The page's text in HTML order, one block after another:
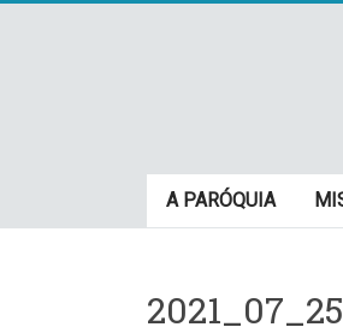
Paróquia
São
A PARÓQUIA